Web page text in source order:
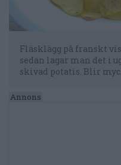
Fläsklägg på franskt
sedan lagar man det i
skivad potatis. Blir